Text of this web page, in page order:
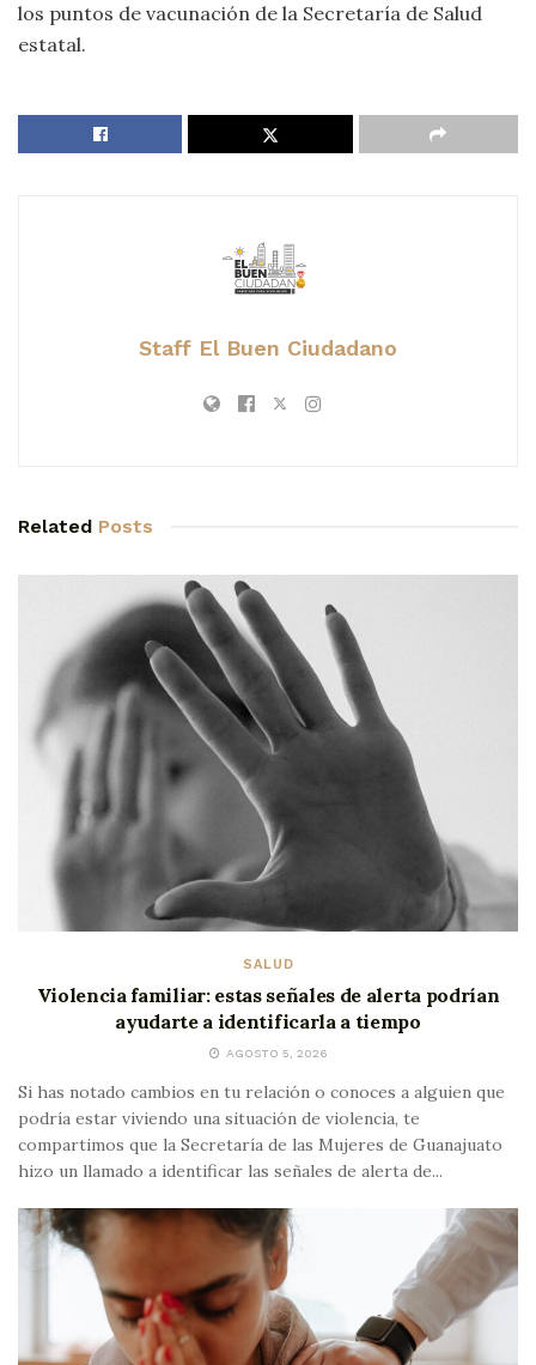
los puntos de vacunación de la Secretaría de Salud
estatal.
Staff El Buen Ciudadano
Related Posts
SALUD
Violencia familiar: estas señales de alerta podrían
ayudarte a identificarla a tiempo
AGOSTO 5, 2026
Si has notado cambios en tu relación o conoces a alguien que
podría estar viviendo una situación de violencia, te
compartimos que la Secretaría de las Mujeres de Guanajuato
hizo un llamado a identificar las señales de alerta de...